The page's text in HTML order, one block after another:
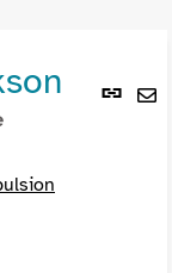
Lien